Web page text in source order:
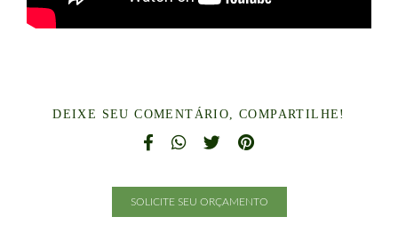
DEIXE SEU COMENTÁRIO, COMPARTILHE!
SOLICITE SEU ORÇAMENTO